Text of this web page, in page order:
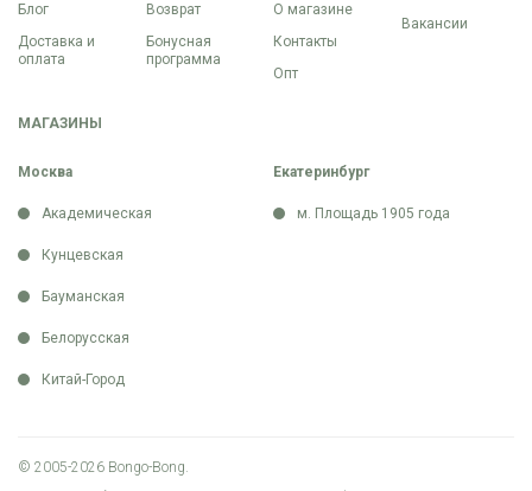
Блог
Доставка и
оплата
Возврат
Бонусная
программа
О магазине
Контакты
Опт
Вакансии
МАГАЗИНЫ
Москва
Академическая
Кунцевская
Бауманская
Белорусская
Китай-Город
Екатеринбург
м. Площадь 1905 года
© 2005-2026 Bongo-Bong.